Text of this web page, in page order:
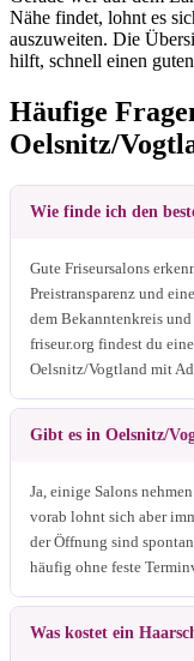
Nähe findet, lohnt es
auszuweiten. Die
hilft, schnell einen
Häufige
Oelsnitz/
Wie finde ich den
Gute Friseursalons
Preistransparenz und
dem Bekanntenkreis
friseur.org findest du
Oelsnitz/Vogtland mit
Gibt es in Oelsnitz/
Ja, einige Salons
vorab lohnt sich aber
der Öffnung sind
häufig ohne feste
Was kostet ein